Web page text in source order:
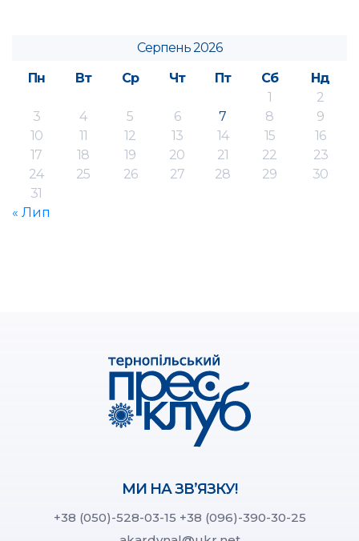
Серпень 2026
Пн
Вт Ср Чт Пт Сб
Нд
1
2
3
4 5 6 7 8
9
10
11 12 13 14 15
16
17
18 19 20 21 22
23
24
25 26 27 28 29
30
31
« Лип
МИ НА ЗВ’ЯЗКУ!
+38 (050)-528-03-15 +38 (096)-390-30-25